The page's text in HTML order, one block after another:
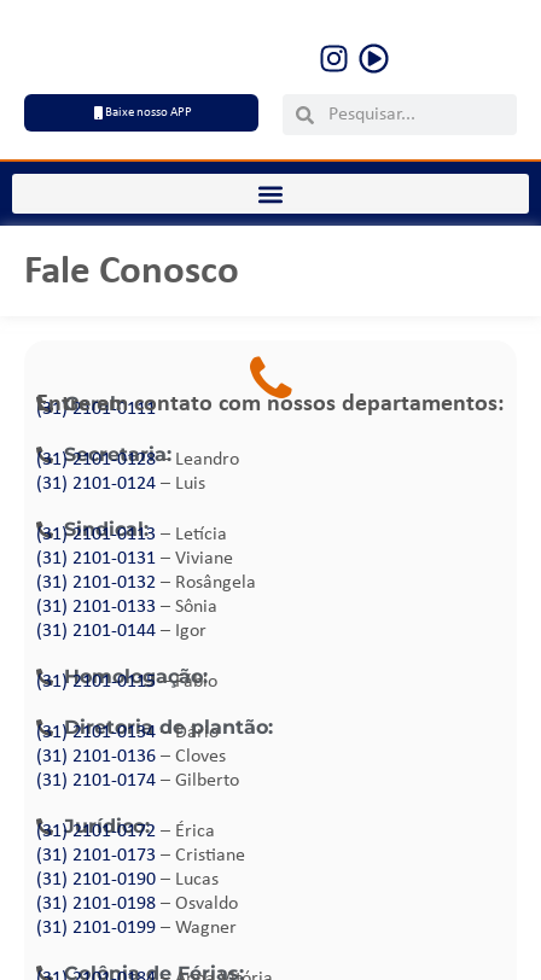
Baixe nosso APP
Fale Conosco
Entre em contato com nossos departamentos:
Geral:
(31) 2101-0111
Secretaria:
(31) 2101-0128– Leandro
(31) 2101-0124 – Luis
Sindical:
(31) 2101-0113 – Letícia
(31) 2101-0131 – Viviane
(31) 2101-0132 – Rosângela
(31) 2101-0133 – Sônia
(31) 2101-0144 – Igor
Homologação:
(31) 2101-0115 – Fábio
Diretoria de plantão:
(31) 2101-0134– Dário
(31) 2101-0136 – Cloves
(31) 2101-0174 – Gilberto
Jurídico:
(31) 2101-0172 – Érica
(31) 2101-0173 – Cristiane
(31) 2101-0190 – Lucas
(31) 2101-0198 – Osvaldo
(31) 2101-0199 – Wagner
Colônia de Férias: